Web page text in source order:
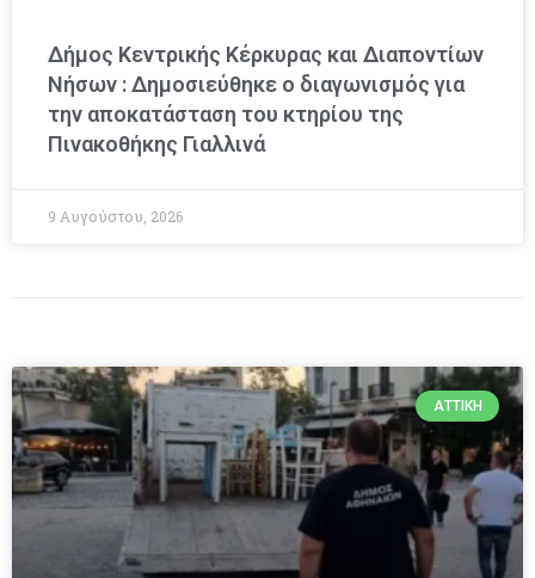
Δήμος Κεντρικής Κέρκυρας και Διαποντίων
Νήσων : Δημοσιεύθηκε ο διαγωνισμός για
την αποκατάσταση του κτηρίου της
Πινακοθήκης Γιαλλινά
9 Αυγούστου, 2026
ΑΤΤΙΚΉ